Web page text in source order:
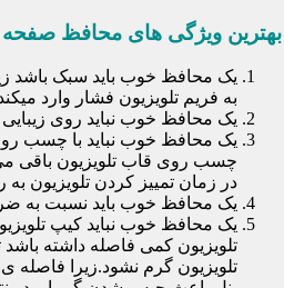
بهترین ویژگی های محافظ صفحه
یک محافظ خوب باید سبک باشد
به فریم تلویزیون فشار وارد
یک محافظ خوب نباید روی زیبایی
یک محافظ خوب نباید با چسب
چسب روی قاب تلویزیون باقی
در زمان تمییز کردن تلویزیون
یک محافظ خوب باید نسبت به
یک محافظ خوب نباید کیپ
تلویزیون کمی فاصله داشته
تلویزیون گرم نشود.زیرا فاصله